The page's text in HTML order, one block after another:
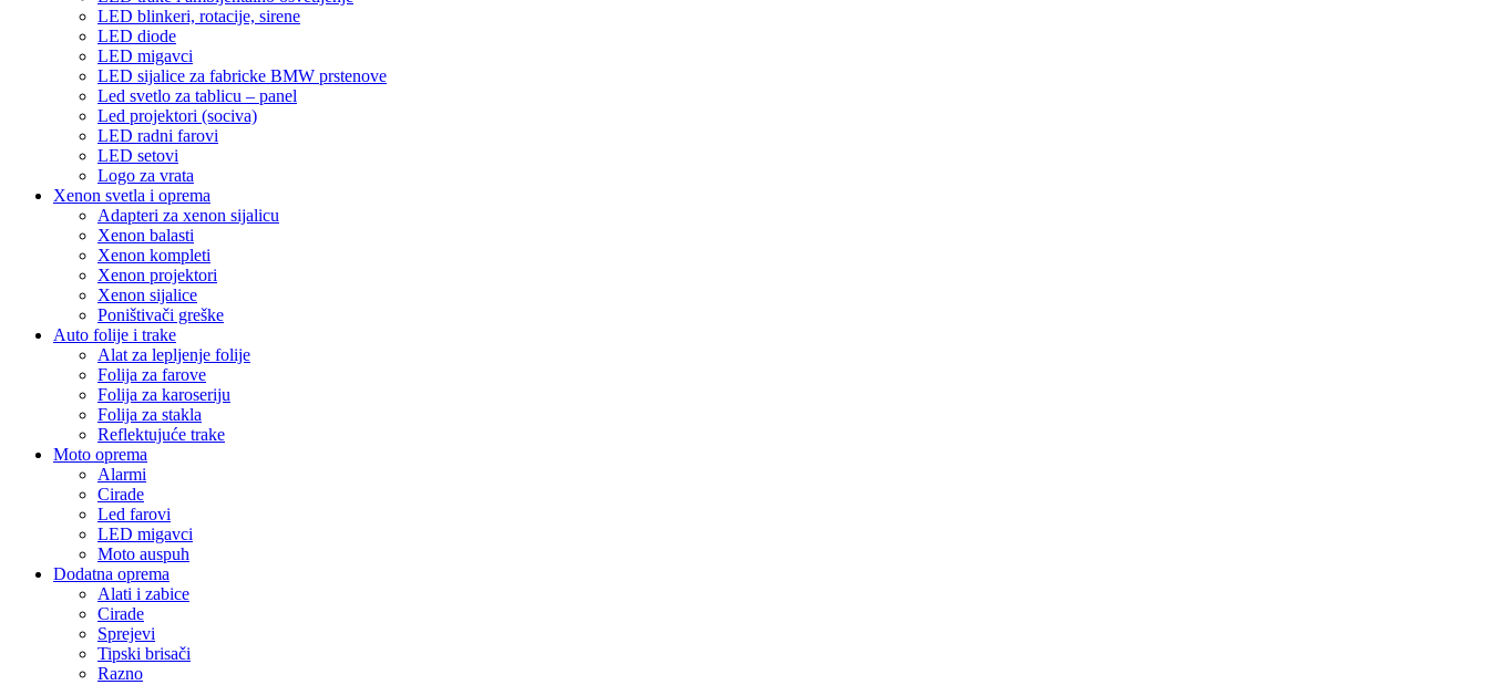
LED blinkeri, rotacije, sirene
LED diode
LED migavci
LED sijalice za fabricke BMW prstenove
Led svetlo za tablicu – panel
Led projektori (sociva)
LED radni farovi
LED setovi
Logo za vrata
Xenon svetla i oprema
Adapteri za xenon sijalicu
Xenon balasti
Xenon kompleti
Xenon projektori
Xenon sijalice
Poništivači greške
Auto folije i trake
Alat za lepljenje folije
Folija za farove
Folija za karoseriju
Folija za stakla
Reflektujuće trake
Moto oprema
Alarmi
Cirade
Led farovi
LED migavci
Moto auspuh
Dodatna oprema
Alati i zabice
Cirade
Sprejevi
Tipski brisači
Razno